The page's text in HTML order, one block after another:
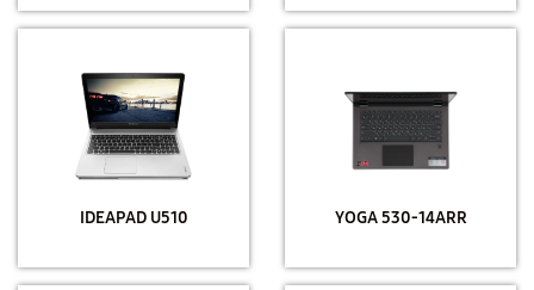
IDEAPAD U510 YOGA 530-14ARR